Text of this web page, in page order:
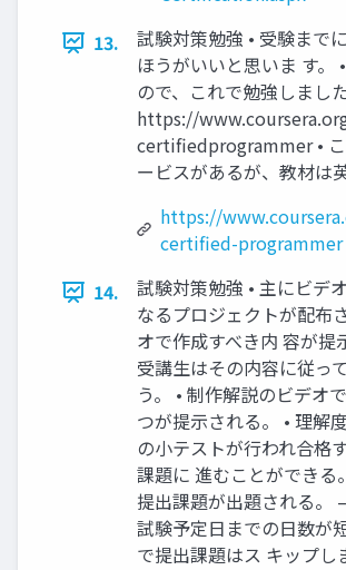
13.
試験対策勉強 • 受験まで
ほうがいいと思いま す。
ので、これで勉強しまし
https://
certifiedprogrammer •
ービスがあるが、教材は
https://
certified-programmer
14.
試験対策勉強 • 主にビデ
なるプロジェクトが配布
オで作成すべき内 容が提
受講生はその内容に従っ
う。 • 制作解説のビデオ
つが提示される。 • 理解
の小テストが行われ合格
課題に 進むことができる
提出課題が出題される。
試験予定日までの日数が
で提出課題はス キップし